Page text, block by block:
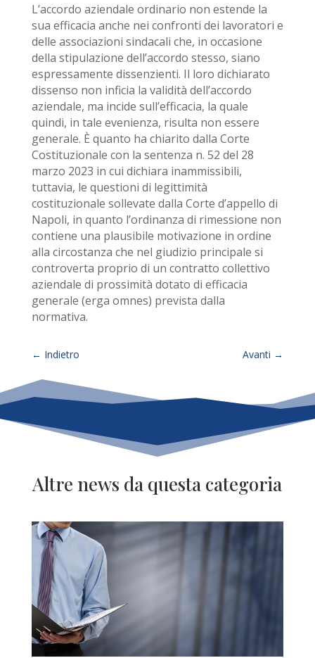
L’accordo aziendale ordinario non estende la
sua efficacia anche nei confronti dei lavoratori e
delle associazioni sindacali che, in occasione
della stipulazione dell’accordo stesso, siano
espressamente dissenzienti. Il loro dichiarato
dissenso non inficia la validità dell’accordo
aziendale, ma incide sull’efficacia, la quale
quindi, in tale evenienza, risulta non essere
generale. È quanto ha chiarito dalla Corte
Costituzionale con la sentenza n. 52 del 28
marzo 2023 in cui dichiara inammissibili,
tuttavia, le questioni di legittimità
costituzionale sollevate dalla Corte d’appello di
Napoli, in quanto l’ordinanza di rimessione non
contiene una plausibile motivazione in ordine
alla circostanza che nel giudizio principale si
controverta proprio di un contratto collettivo
aziendale di prossimità dotato di efficacia
generale (erga omnes) prevista dalla
normativa.
← Indietro Avanti →
Altre news da questa categoria